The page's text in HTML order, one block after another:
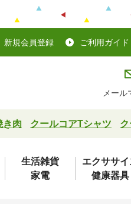
新規会員登録 ご利用ガイド
メール
き肉 クールコアTシャツ
生活雑貨
家電
エクササイ
健康器具